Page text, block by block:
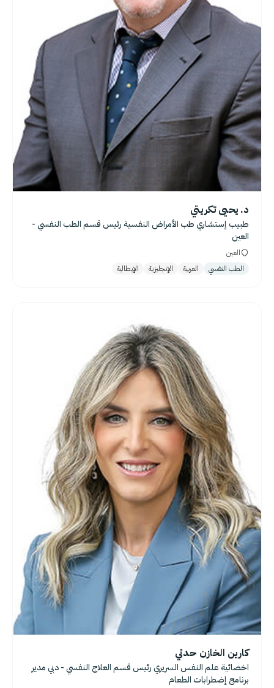
د. يحيى تكريتي
طبيب إستشاري طب الأمراض النفسية رئيس قسم الطب النفسي -
العين
العين
الطب النفسي
العربية الإنجليزية الإيطالية
كارين الخازن حدتي
اخصائية علم النفس السريري رئيس قسم العلاج النفسي - دبي مدير
برنامج إضطرابات الطعام